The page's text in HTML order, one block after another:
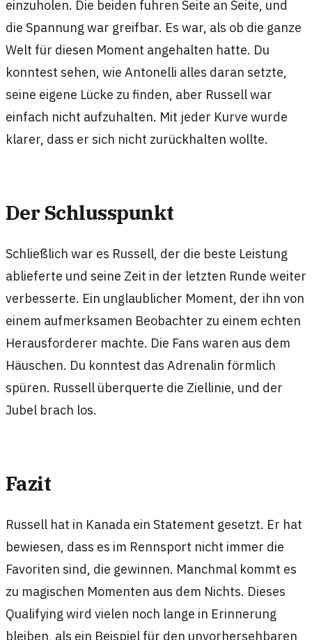
einzuholen. Die beiden fuhren Seite an Seite, und
die Spannung war greifbar. Es war, als ob die ganze
Welt für diesen Moment angehalten hatte. Du
konntest sehen, wie Antonelli alles daran setzte,
seine eigene Lücke zu finden, aber Russell war
einfach nicht aufzuhalten. Mit jeder Kurve wurde
klarer, dass er sich nicht zurückhalten wollte.
Der Schlusspunkt
Schließlich war es Russell, der die beste Leistung
ablieferte und seine Zeit in der letzten Runde weiter
verbesserte. Ein unglaublicher Moment, der ihn von
einem aufmerksamen Beobachter zu einem echten
Herausforderer machte. Die Fans waren aus dem
Häuschen. Du konntest das Adrenalin förmlich
spüren. Russell überquerte die Ziellinie, und der
Jubel brach los.
Fazit
Russell hat in Kanada ein Statement gesetzt. Er hat
bewiesen, dass es im Rennsport nicht immer die
Favoriten sind, die gewinnen. Manchmal kommt es
zu magischen Momenten aus dem Nichts. Dieses
Qualifying wird vielen noch lange in Erinnerung
bleiben, als ein Beispiel für den unvorhersehbaren